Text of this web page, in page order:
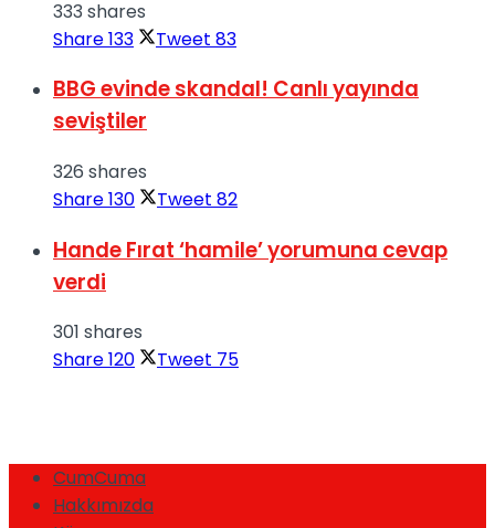
333 shares
Share133 Tweet 83
BBG evinde skandal! Canlı yayında
seviştiler
326 shares
Share130 Tweet 82
Hande Fırat ‘hamile’ yorumuna cevap
verdi
301 shares
Share120 Tweet 75
CumCuma
Hakkımızda